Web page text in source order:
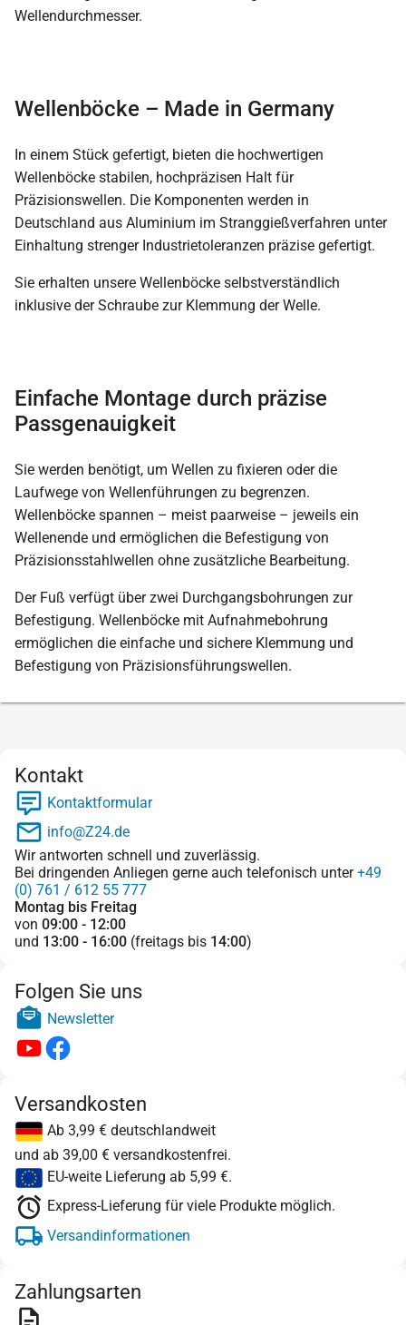
Wellendurchmesser.
Wellenböcke – Made in Germany
In einem Stück gefertigt, bieten die hochwertigen
Wellenböcke stabilen, hochpräzisen Halt für
Präzisionswellen. Die Komponenten werden in
Deutschland aus Aluminium im Stranggießverfahren unter
Einhaltung strenger Industrietoleranzen präzise gefertigt.
Sie erhalten unsere Wellenböcke selbstverständlich
inklusive der Schraube zur Klemmung der Welle.
Einfache Montage durch präzise
Passgenauigkeit
Sie werden benötigt, um Wellen zu fixieren oder die
Laufwege von Wellenführungen zu begrenzen.
Wellenböcke spannen – meist paarweise – jeweils ein
Wellenende und ermöglichen die Befestigung von
Präzisionsstahlwellen ohne zusätzliche Bearbeitung.
Der Fuß verfügt über zwei Durchgangsbohrungen zur
Befestigung. Wellenböcke mit Aufnahmebohrung
ermöglichen die einfache und sichere Klemmung und
Befestigung von Präzisionsführungswellen.
Kontakt
Kontaktformular
info@Z24.de
Wir antworten schnell und zuverlässig.
Bei dringenden Anliegen gerne auch telefonisch unter+49
(0) 761 / 612 55 777
Montag bis Freitag
von 09:00 - 12:00
und 13:00 - 16:00 (freitags bis 14:00)
Folgen Sie uns
Newsletter
Versandkosten
Ab 3,99 € deutschlandweit
und ab 39,00 € versandkostenfrei.
EU-weite Lieferung ab 5,99 €.
Express-Lieferung für viele Produkte möglich.
Versandinformationen
Zahlungsarten